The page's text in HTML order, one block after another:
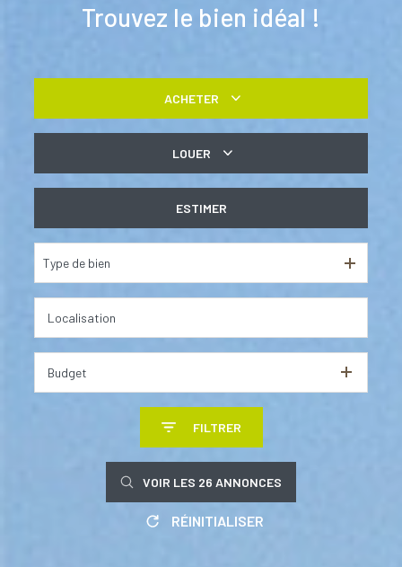
Trouvez le bien idéal !
ACHETER
LOUER
ESTIMER
Type de bien
Budget
FILTRER
VOIR LES 26 ANNONCES
RÉINITIALISER